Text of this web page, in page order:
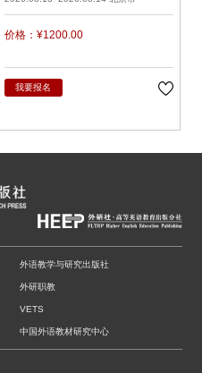
价格：¥1200.00
我要报名
外语教学与研究出版社
外研职教
VETS
中国外语教材研究中心